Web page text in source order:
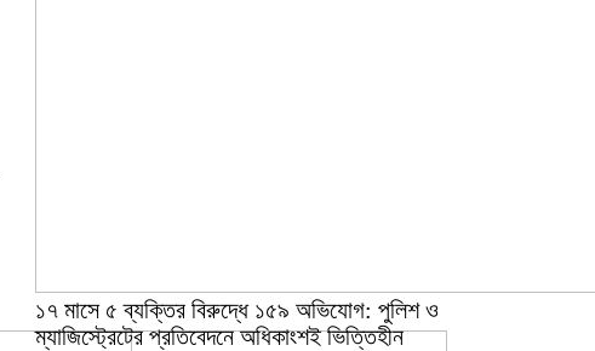
১৭ মাসে ৫ ব্যক্তির বিরুদ্ধে ১৫৯ অভিযোগ: পুলিশ ও
ম্যাজিস্ট্রেটের প্রতিবেদনে অধিকাংশই ভিত্তিহীন